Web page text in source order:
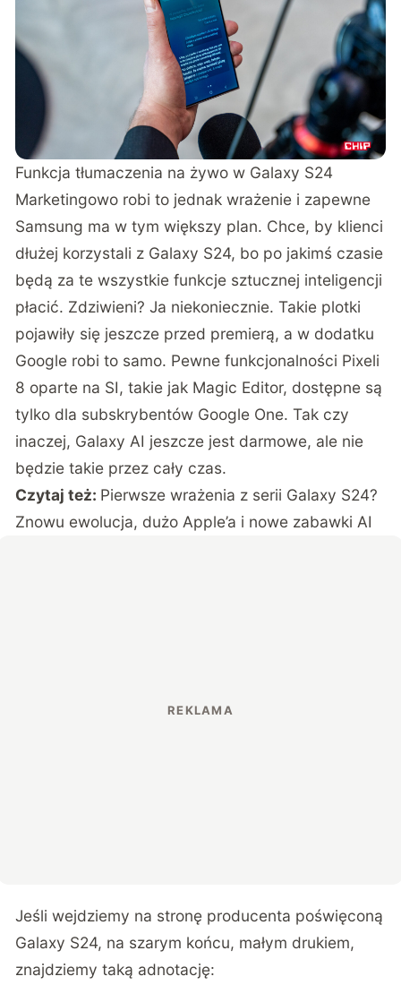
Funkcja tłumaczenia na żywo w Galaxy S24
Marketingowo robi to jednak wrażenie i zapewne
Samsung ma w tym większy plan. Chce, by klienci
dłużej korzystali z Galaxy S24, bo po jakimś czasie
będą za te wszystkie funkcje sztucznej inteligencji
płacić. Zdziwieni? Ja niekoniecznie. Takie plotki
pojawiły się jeszcze przed premierą, a w dodatku
Google robi to samo. Pewne funkcjonalności Pixeli
8 oparte na SI, takie jak Magic Editor, dostępne są
tylko dla subskrybentów Google One. Tak czy
inaczej, Galaxy AI jeszcze jest darmowe, ale nie
będzie takie przez cały czas.
Czytaj też: Pierwsze wrażenia z serii Galaxy S24?
Znowu ewolucja, dużo Apple’a i nowe zabawki AI
Jeśli wejdziemy na stronę producenta poświęconą
Galaxy S24, na szarym końcu, małym drukiem,
znajdziemy taką adnotację: